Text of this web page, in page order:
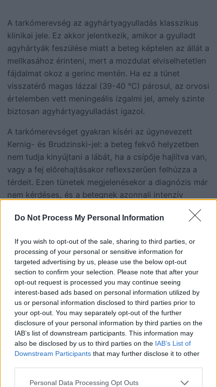
Do Not Process My Personal Information
If you wish to opt-out of the sale, sharing to third parties, or
processing of your personal or sensitive information for
targeted advertising by us, please use the below opt-out
section to confirm your selection. Please note that after your
opt-out request is processed you may continue seeing
interest-based ads based on personal information utilized by
us or personal information disclosed to third parties prior to
your opt-out. You may separately opt-out of the further
disclosure of your personal information by third parties on the
IAB’s list of downstream participants. This information may
also be disclosed by us to third parties on the IAB’s List of
Downstream Participants that may further disclose it to other
Personal Data Processing Opt Outs
A tarkómerevség az agyhártyagyulladás klasszikus
klinikai jele. Ez akkor jelentkezik, amikor a gyulladt
agyhártyák feszülése miatt a beteg képtelen az állát a
mellkasához érinteni, mert a mozdulat elviselhetetlen
fájdalmat okoz a gerinc mentén. Ha ez a tünet
visszatérő magas lázzal (39-40 °C) párosul, az orvosi
értelemben vett meningeális izgalmi jel, amely szinte
biztosan agyhártyagyulladást igazol.
A tarkómerevséget gyakran kíséri az úgynevezett
Kernig- és Brudzinski-jel: a beteg fekvő helyzetben
nem tudja kinyújtani a lábát, ha a csípője hajlítva van,
vagy a fej előrehajtásakor reflexszerűen felhúzza a
térdeit. Ezen tünetek megjelenésekor a diagnózis már
nem kérdéses, és a betegnek azonnali intenzív
Milyen neurológiai
tünetek
jelentkezhetnek a
fertőzés
súlyosbodása során?